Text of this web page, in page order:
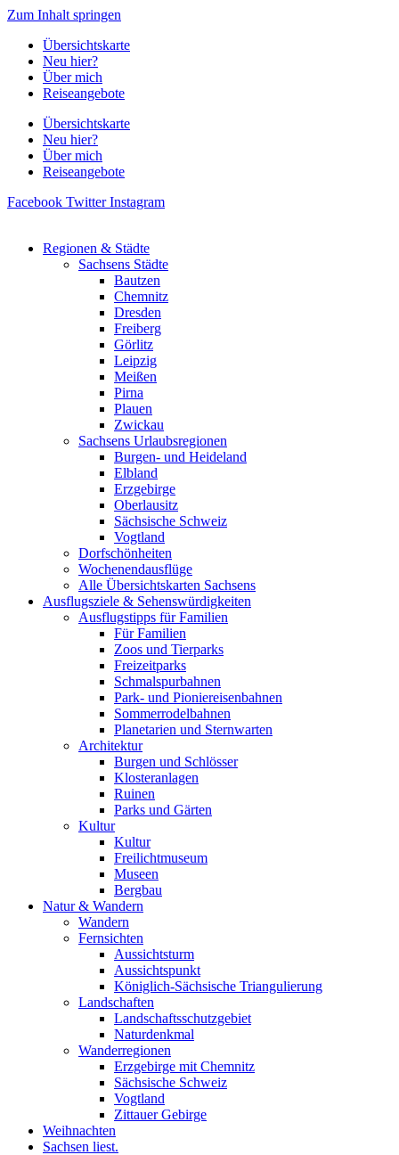
Zum Inhalt springen
Übersichtskarte
Neu hier?
Über mich
Reiseangebote
Übersichtskarte
Neu hier?
Über mich
Reiseangebote
Facebook Twitter Instagram
Regionen & Städte
Sachsens Städte
Bautzen
Chemnitz
Dresden
Freiberg
Görlitz
Leipzig
Meißen
Pirna
Plauen
Zwickau
Sachsens Urlaubsregionen
Burgen- und Heideland
Elbland
Erzgebirge
Oberlausitz
Sächsische Schweiz
Vogtland
Dorfschönheiten
Wochenendausflüge
Alle Übersichtskarten Sachsens
Ausflugsziele & Sehenswürdigkeiten
Ausflugstipps für Familien
Für Familien
Zoos und Tierparks
Freizeitparks
Schmalspurbahnen
Park- und Pioniereisenbahnen
Sommerrodelbahnen
Planetarien und Sternwarten
Architektur
Burgen und Schlösser
Klosteranlagen
Ruinen
Parks und Gärten
Kultur
Kultur
Freilichtmuseum
Museen
Bergbau
Natur & Wandern
Wandern
Fernsichten
Aussichtsturm
Aussichtspunkt
Königlich-Sächsische Triangulierung
Landschaften
Landschaftsschutzgebiet
Naturdenkmal
Wanderregionen
Erzgebirge mit Chemnitz
Sächsische Schweiz
Vogtland
Zittauer Gebirge
Weihnachten
Sachsen liest.